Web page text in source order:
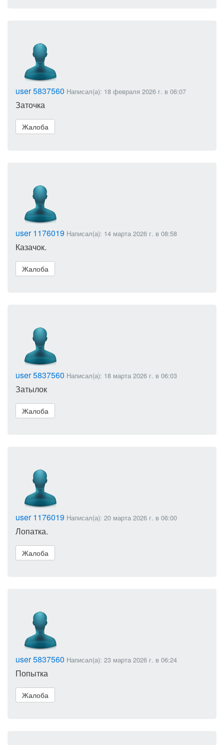
user 5837560 Написал(а): 18 февраля 2026 г. в 06:07
Заточка
Жалоба
user 1176019 Написал(а): 14 марта 2026 г. в 08:58
Казачок.
Жалоба
user 5837560 Написал(а): 18 марта 2026 г. в 06:03
Затылок
Жалоба
user 1176019 Написал(а): 20 марта 2026 г. в 06:00
Лопатка.
Жалоба
user 5837560 Написал(а): 23 марта 2026 г. в 06:24
Попытка
Жалоба